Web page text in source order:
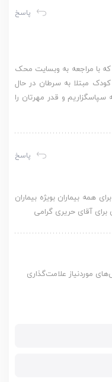
پاسخ
با مراجعه به وبسایت محک
از 20 هزار کودک مبتلا به سرطان در حال
سپاسگزاریم و قدر مهرتان را
پاسخ
همه بیماران بویژه بیماران
آقای حریری گرامی
موردنیاز علامت‌گذاری